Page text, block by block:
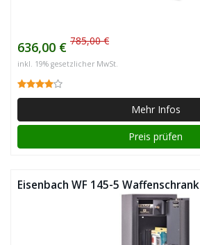
636,00 € 785,00 €
inkl. 19% gesetzlicher MwSt.
Mehr Infos
Preis prüfen
Eisenbach WF 145-5 Waffenschrank